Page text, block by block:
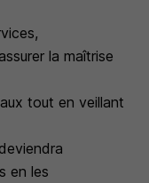
la maîtrise
tout en veillant
en les